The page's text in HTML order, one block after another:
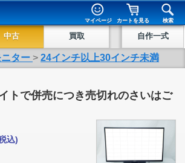
マイページ カートを見る 検索
中古 買取 自作一式
ター > 24インチ以上30インチ未満
トで併売につき売切れのさいはご
込)